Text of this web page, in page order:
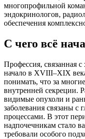
многопрофильной
эндокринологов,
обеспечения
С чего всё
Профессия, связанная
начало в XVIII–XIX
понимать, что за
внутренней секреции.
видимые опухоли и
заболевания связаны
процессами. В этот
надпочечникам стало
требовали особого